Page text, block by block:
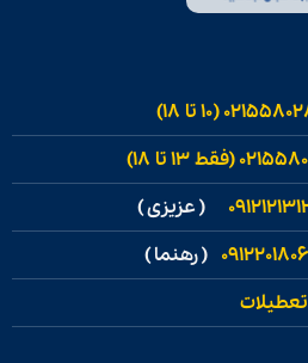
(۱۰ تا ۱۸)
(فقط ۱۳ تا ۱۸)
( عزیزی )
( رهنما )